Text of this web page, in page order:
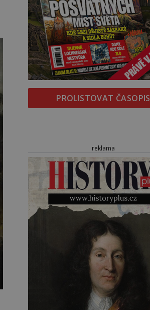
PROLISTOVAT ČASOPIS
reklama